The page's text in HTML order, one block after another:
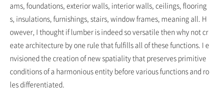
ams, foundations, exterior walls, interior walls, ceilings, flooring
s, insulations, furnishings, stairs, window frames, meaning all. H
owever, I thought if lumber is indeed so versatile then why not cr
eate architecture by one rule that fulfills all of these functions. I e
nvisioned the creation of new spatiality that preserves primitive
conditions of a harmonious entity before various functions and ro
les differentiated.